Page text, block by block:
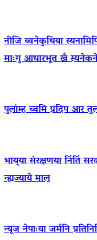
नीजि ब्वनेकुथिया
माःगु आधारभूत खँ स्यनेकने
पुलांम्ह च्वमि प्रदिप आर
भाय्‌या संरक्षणया निंतिं
न्ह्यज्याये माल
न्यूज नेपाःया जर्मनि